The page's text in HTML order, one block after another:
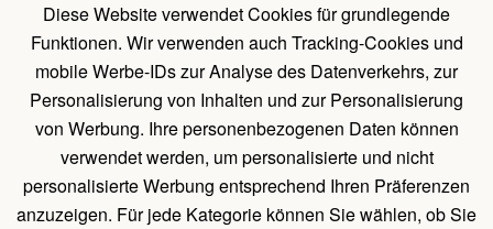
Diese Website verwendet Cookies für grundlegende
Funktionen. Wir verwenden auch Tracking-Cookies und
mobile Werbe-IDs zur Analyse des Datenverkehrs, zur
Personalisierung von Inhalten und zur Personalisierung
von Werbung. Ihre personenbezogenen Daten können
verwendet werden, um personalisierte und nicht
personalisierte Werbung entsprechend Ihren Präferenzen
anzuzeigen. Für jede Kategorie können Sie wählen, ob Sie
Pavillons mit Wänden
UNTERLAGEN
Belehrung über das Widerrufsrecht
Allgemeines Verfahren zum Erstellen einer Bestellung